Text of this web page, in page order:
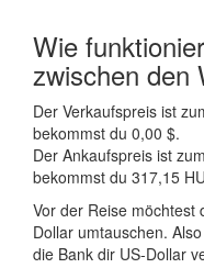
Wie
zwischen den
Der Verkaufspreis ist
bekommst du 0,00 $.
Der Ankaufspreis ist
bekommst du 317,15
Vor der Reise möchtest
Dollar umtauschen.
die Bank dir US-Dollar